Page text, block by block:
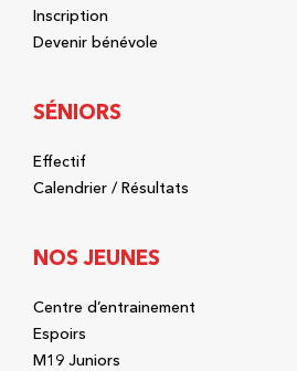
Inscription
Devenir bénévole
SÉNIORS
Effectif
Calendrier / Résultats
NOS JEUNES
Centre d’entrainement
Espoirs
M19 Juniors